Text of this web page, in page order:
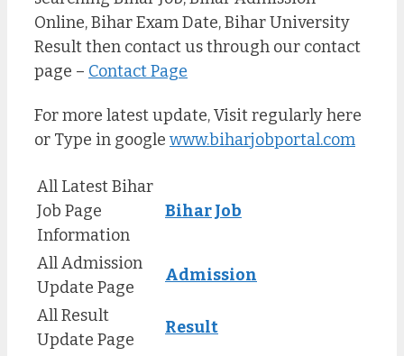
Online, Bihar Exam Date, Bihar University
Result then contact us through our contact
page – Contact Page
For more latest update, Visit regularly here
or Type in google www.biharjobportal.com
All Latest Bihar
Job Page
Information
Bihar Job
All Admission
Update Page
Admission
All Result
Update Page
Result